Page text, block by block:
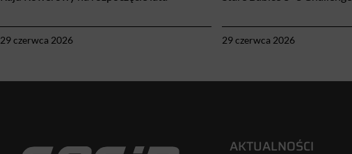
29 czerwca 2026 29 czerwca 2026
AKTUALNOŚCI